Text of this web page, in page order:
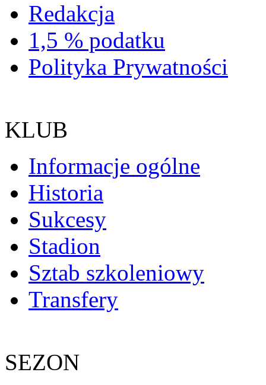
Redakcja
1,5 % podatku
Polityka Prywatności
KLUB
Informacje ogólne
Historia
Sukcesy
Stadion
Sztab szkoleniowy
Transfery
SEZON